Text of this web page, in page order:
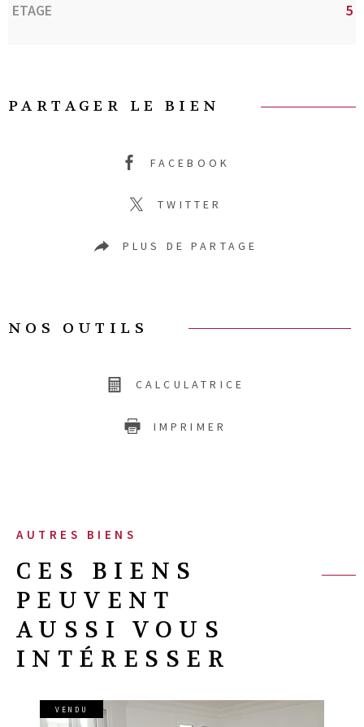
ETAGE 5
PARTAGER LE BIEN
FACEBOOK
TWITTER
PLUS DE PARTAGE
NOS OUTILS
CALCULATRICE
IMPRIMER
AUTRES BIENS
CES BIENS
PEUVENT
AUSSI VOUS
INTÉRESSER
VENDU